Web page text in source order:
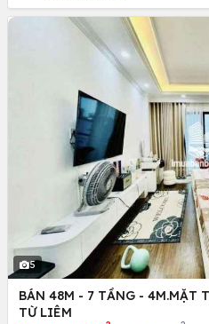
5
BÁN 48M - 7 TẦNG - 4M.MẶT
TỪ LIÊM